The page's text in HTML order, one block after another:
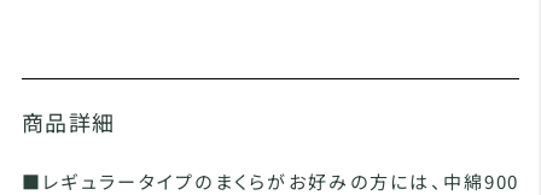
商品詳細
■レギュラータイプのまくらがお好みの方には、中綿900